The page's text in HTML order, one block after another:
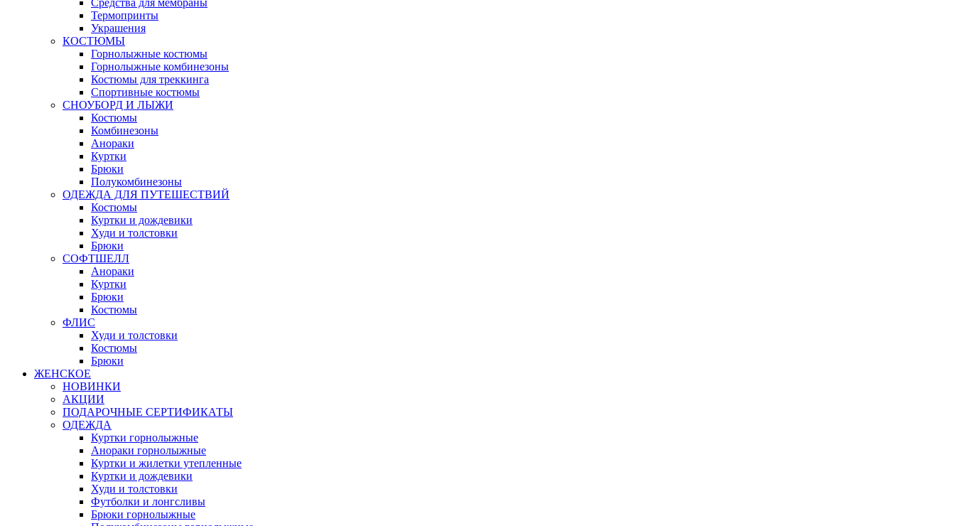
Средства для мембраны
Термопринты
Украшения
КОСТЮМЫ
Горнолыжные костюмы
Горнолыжные комбинезоны
Костюмы для треккинга
Спортивные костюмы
СНОУБОРД И ЛЫЖИ
Костюмы
Комбинезоны
Анораки
Куртки
Брюки
Полукомбинезоны
ОДЕЖДА ДЛЯ ПУТЕШЕСТВИЙ
Костюмы
Куртки и дождевики
Худи и толстовки
Брюки
СОФТШЕЛЛ
Анораки
Куртки
Брюки
Костюмы
ФЛИС
Худи и толстовки
Костюмы
Брюки
ЖЕНСКОЕ
НОВИНКИ
АКЦИИ
ПОДАРОЧНЫЕ СЕРТИФИКАТЫ
ОДЕЖДА
Куртки горнолыжные
Анораки горнолыжные
Куртки и жилетки утепленные
Куртки и дождевики
Худи и толстовки
Футболки и лонгсливы
Брюки горнолыжные